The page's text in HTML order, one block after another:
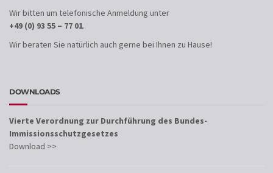
Wir bitten um telefonische Anmeldung unter
+49 (0) 93 55 – 77 01.
Wir beraten Sie natürlich auch gerne bei Ihnen zu Hause!
DOWNLOADS
Vierte Verordnung zur Durchführung des Bundes-
Immissionsschutzgesetzes
Download >>